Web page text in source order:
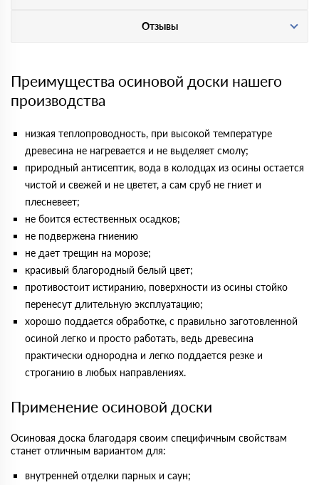
Отзывы
Преимущества осиновой доски нашего
производства
низкая теплопроводность, при высокой температуре
древесина не нагревается и не выделяет смолу;
природный антисептик, вода в колодцах из осины остается
чистой и свежей и не цветет, а сам сруб не гниет и
плесневеет;
не боится естественных осадков;
не подвержена гниению
не дает трещин на морозе;
красивый благородный белый цвет;
противостоит истиранию, поверхности из осины стойко
перенесут длительную эксплуатацию;
хорошо поддается обработке, с правильно заготовленной
осиной легко и просто работать, ведь древесина
практически однородна и легко поддается резке и
строганию в любых направлениях.
Применение осиновой доски
Осиновая доска благодаря своим специфичным свойствам
станет отличным вариантом для:
внутренней отделки парных и саун;